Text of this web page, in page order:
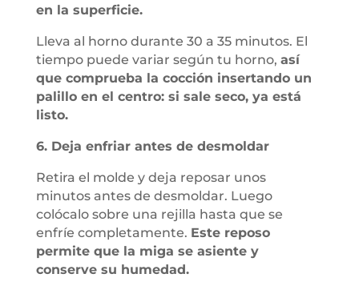
en la superficie.
Lleva al horno durante 30 a 35 minutos. El
tiempo puede variar según tu horno, así
que comprueba la cocción insertando un
palillo en el centro: si sale seco, ya está
listo.
6. Deja enfriar antes de desmoldar
Retira el molde y deja reposar unos
minutos antes de desmoldar. Luego
colócalo sobre una rejilla hasta que se
enfríe completamente. Este reposo
permite que la miga se asiente y
conserve su humedad.